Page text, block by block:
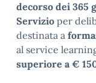
decorso dei 365
Servizio per
destinata a
al service
superiore a €